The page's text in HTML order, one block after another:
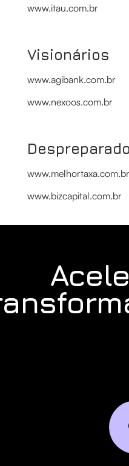
www.itau.com.br
Visionários
www.agibank.com.br
www.nexoos.com.br
www.melhortaxa.com.br
www.bizcapital.com.br